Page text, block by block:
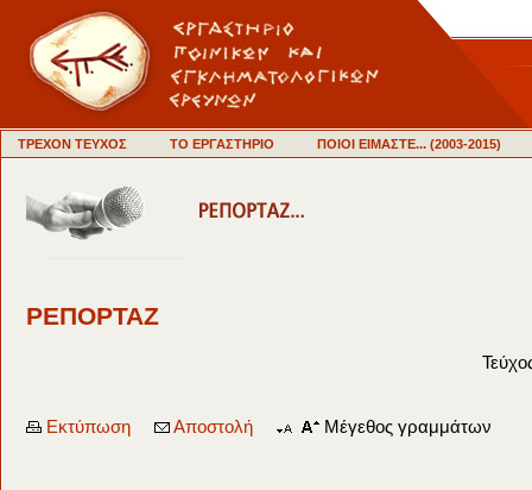
ΤΡΕΧΟΝ ΤΕΥΧΟΣ ΤΟ ΕΡΓΑΣΤΗΡΙΟ ΠΟΙΟΙ ΕΙΜΑΣΤΕ... (2003-2015)
ΡΕΠΟΡΤΑΖ
Εκτύπωση Αποστολή Μέγεθος γραμμάτων